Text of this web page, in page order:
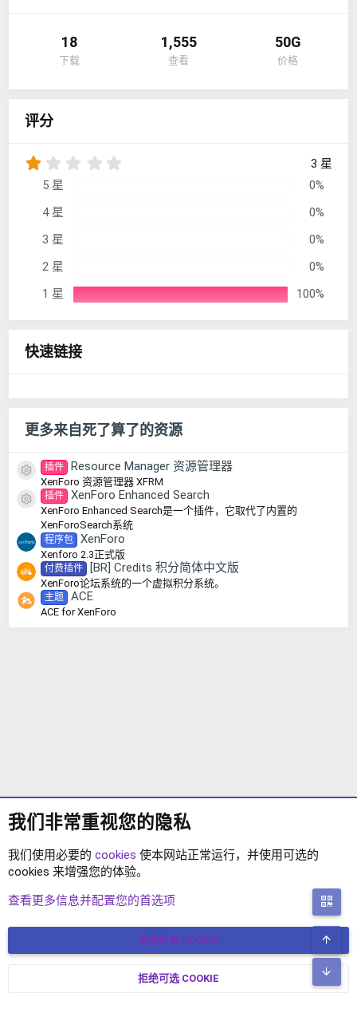
18
下载
1,555
查看
50G
价格
评分
3 星
5 星
0%
4 星
0%
3 星
0%
2 星
0%
1 星
100%
快速链接
更多来自死了算了的资源
资源图标
插件 Resource Manager 资源管理器
XenForo 资源管理器 XFRM
资源图标
插件 XenForo Enhanced Search
XenForo Enhanced Search是一个插件，它取代了内置的
XenForoSearch系统
程序包 XenForo
Xenforo 2.3正式版
付费插件 [BR] Credits 积分简体中文版
XenForo论坛系统的一个虚拟积分系统。
主题 ACE
ACE for XenForo
XENFORO 2.2 插件
简体中文 联系我们
© COPYRIGHT 2017-2026 XENFORO中文社区 版权所有 冀ICP备
我们非常重视您的隐私
我们使用必要的 cookies 使本网站正常运行，并使用可选的
cookies 来增强您的体验。
查看更多信息并配置您的首选项
接受所有 COOKIE
拒绝可选 COOKIE